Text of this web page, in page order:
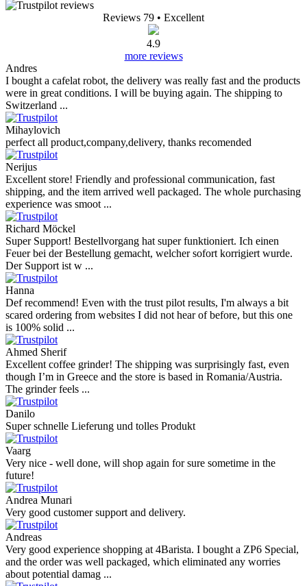
Reviews 79 • Excellent
4.9
more reviews
Andres
I bought a cafelat robot, the delivery was really fast and the products
were in great conditions. I will be buying again. The shipping to
Switzerland ...
Mihaylovich
perfect all product,company,delivery, thanks recomended
Nerijus
Excellent store! Friendly and professional communication, fast
shipping, and the item arrived well packaged. The whole purchasing
experience was smoot ...
Richard Möckel
Super Support! Bestellvorgang hat super funktioniert. Ich einen
Feuer bei der Bestellung gemacht, welcher sofort korrigiert wurde.
Der Support ist w ...
Hanna
Def recommend! Even with the trust pilot results, I'm always a bit
scared ordering from websites I did not hear of before, but this one
is 100% solid ...
Ahmed Sherif
Excellent coffee grinder! The shipping was surprisingly fast, even
though I’m in Greece and the store is based in Romania/Austria.
The grinder feels ...
Danilo
Super schnelle Lieferung und tolles Produkt
Vaarg
Very nice - well done, will shop again for sure sometime in the
future!
Andrea Munari
Very good customer support and delivery.
Andreas
Very good experience shopping at 4Barista. I bought a ZP6 Special,
and the order was well packaged, which eliminated any worries
about potential damag ...